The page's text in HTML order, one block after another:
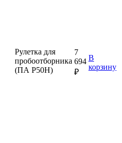
Рулетка для
пробоотборника
(ПА Р50Н)
7
694
₽
В
корзину